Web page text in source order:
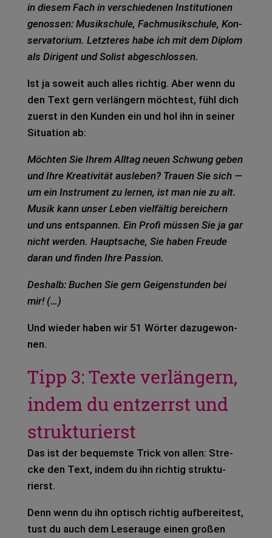
in die­sem Fach in ver­schie­de­nen Insti­tu­tio­nen
genos­sen: Musik­schu­le, Fach­mu­sik­schu­le, Kon­
ser­va­to­ri­um. Letz­te­res habe ich mit dem Diplom
als Diri­gent und Solist abge­schlos­sen.
Ist ja soweit auch alles rich­tig. Aber wenn du
den Text gern ver­län­gern möch­test, fühl dich
zuerst in den Kun­den ein und hol ihn in sei­ner
Situa­ti­on ab:
Möch­ten Sie Ihrem All­tag neuen Schwung geben
und Ihre Krea­ti­vi­tät aus­le­ben? Trau­en Sie sich —
um ein Instru­ment zu ler­nen, ist man nie zu alt.
Musik kann unser Leben viel­fäl­tig berei­chern
und uns ent­span­nen. Ein Profi müs­sen Sie ja gar
nicht wer­den. Haupt­sa­che, Sie haben Freu­de
daran und fin­den Ihre Pas­si­on.
Des­halb: Buchen Sie gern Gei­gen­stun­den bei
mir! (…)
Und wie­der haben wir 51 Wör­ter dazu­ge­won­
nen.
Tipp 3: Texte verlängern,
indem du entzerrst und
strukturierst
Das ist der bequems­te Trick von allen: Stre­
cke den Text, indem du ihn rich­tig struk­tu­
rierst.
Denn wenn du ihn optisch rich­tig auf­be­rei­test,
tust du auch dem Leser­au­ge einen gro­ßen